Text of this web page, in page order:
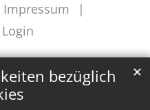
bezüglich
✕
Impressum
Login